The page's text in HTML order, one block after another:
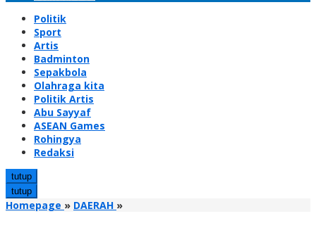
Politik
Sport
Artis
Badminton
Sepakbola
Olahraga kita
Politik Artis
Abu Sayyaf
ASEAN Games
Rohingya
Redaksi
tutup
tutup
Homepage » DAERAH »Ketua